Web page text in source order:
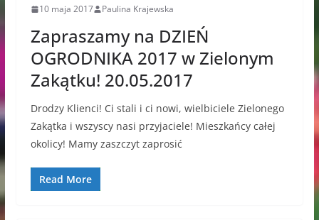
10 maja 2017 Paulina Krajewska
Zapraszamy na DZIEŃ
OGRODNIKA 2017 w Zielonym
Zakątku! 20.05.2017
Drodzy Klienci! Ci stali i ci nowi, wielbiciele Zielonego
Zakątka i wszyscy nasi przyjaciele! Mieszkańcy całej
okolicy! Mamy zaszczyt zaprosić
Read More